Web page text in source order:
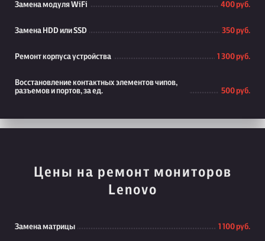
Замена модуля WiFi 400 руб.
Замена HDD или SSD 350 руб.
Ремонт корпуса устройства 1 300 руб.
Восстановление контактных элементов чипов,
разъемов и портов, за ед.
500 руб.
Цены на ремонт мониторов
Lenovo
Замена матрицы 1 100 руб.